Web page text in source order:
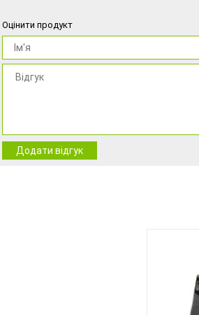
Оцінити продукт
Додати відгук